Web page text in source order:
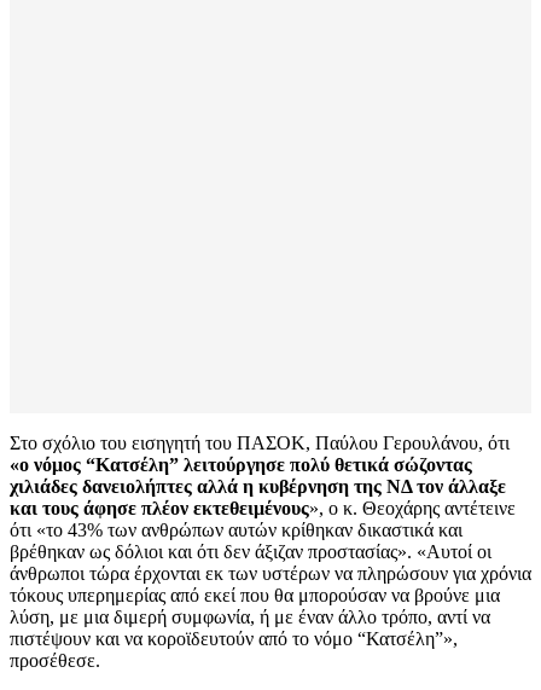
Στο σχόλιο του εισηγητή του ΠΑΣΟΚ, Παύλου Γερουλάνου, ότι
«ο νόμος “Κατσέλη” λειτούργησε πολύ θετικά σώζοντας
χιλιάδες δανειολήπτες αλλά η κυβέρνηση της ΝΔ τον άλλαξε
και τους άφησε πλέον εκτεθειμένους», ο κ. Θεοχάρης αντέτεινε
ότι «το 43% των ανθρώπων αυτών κρίθηκαν δικαστικά και
βρέθηκαν ως δόλιοι και ότι δεν άξιζαν προστασίας». «Αυτοί οι
άνθρωποι τώρα έρχονται εκ των υστέρων να πληρώσουν για χρόνια
τόκους υπερημερίας από εκεί που θα μπορούσαν να βρούνε μια
λύση, με μια διμερή συμφωνία, ή με έναν άλλο τρόπο, αντί να
πιστέψουν και να κοροϊδευτούν από το νόμο “Κατσέλη”»,
προσέθεσε.